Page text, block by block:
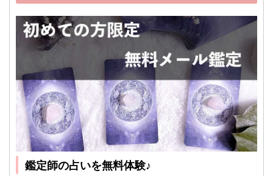
鑑定師の占いを無料体験♪